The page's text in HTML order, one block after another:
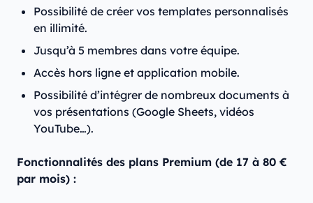
Possibilité de créer vos templates personnalisés
en illimité.
Jusqu’à 5 membres dans votre équipe.
Accès hors ligne et application mobile.
Possibilité d’intégrer de nombreux documents à
vos présentations (Google Sheets, vidéos
YouTube…).
Fonctionnalités des plans Premium (de 17 à 80 €
par mois) :